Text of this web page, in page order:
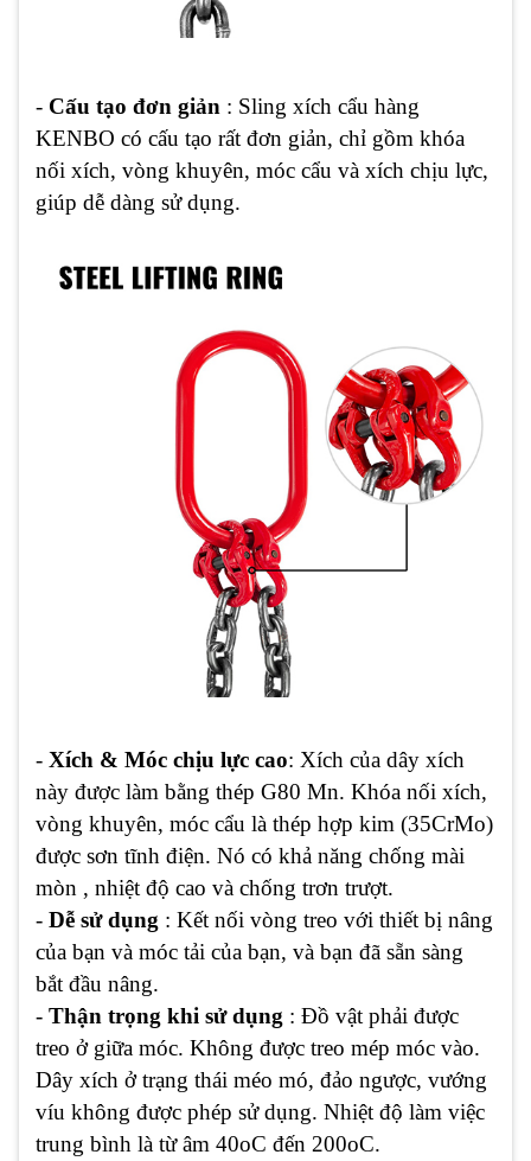
- Cấu tạo đơn giản : Sling xích cẩu hàng
KENBO có cấu tạo rất đơn giản, chỉ gồm khóa
nối xích, vòng khuyên, móc cẩu và xích chịu lực,
giúp dễ dàng sử dụng.
- Xích & Móc chịu lực cao: Xích của dây xích
này được làm bằng thép G80 Mn. Khóa nối xích,
vòng khuyên, móc cẩu là thép hợp kim (35CrMo)
được sơn tĩnh điện. Nó có khả năng chống mài
mòn , nhiệt độ cao và chống trơn trượt.
- Dễ sử dụng : Kết nối vòng treo với thiết bị nâng
của bạn và móc tải của bạn, và bạn đã sẵn sàng
bắt đầu nâng.
- Thận trọng khi sử dụng : Đồ vật phải được
treo ở giữa móc. Không được treo mép móc vào.
Dây xích ở trạng thái méo mó, đảo ngược, vướng
víu không được phép sử dụng. Nhiệt độ làm việc
trung bình là từ âm 40oC đến 200oC.